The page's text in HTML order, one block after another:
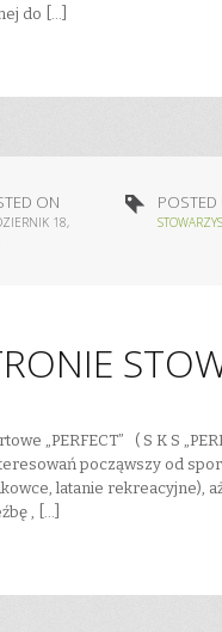
do […]
ON
18,
POSTED
„PERFECT” ( S K S
począwszy od
latanie rekreacyjne),
, […]